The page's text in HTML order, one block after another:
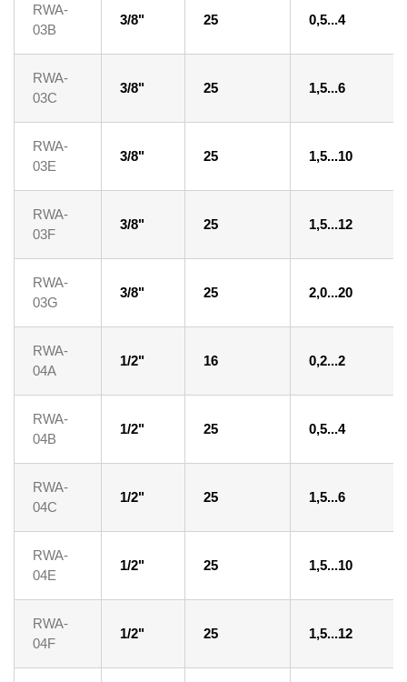
RWA-
03B
3/8" 25 0,5...4
RWA-
03C
3/8" 25 1,5...6
RWA-
03E
3/8" 25 1,5...10
RWA-
03F
3/8" 25 1,5...12
RWA-
03G
3/8" 25 2,0...20
RWA-
04A
1/2" 16 0,2...2
RWA-
04B
1/2" 25 0,5...4
RWA-
04C
1/2" 25 1,5...6
RWA-
04E
1/2" 25 1,5...10
RWA-
04F
1/2" 25 1,5...12